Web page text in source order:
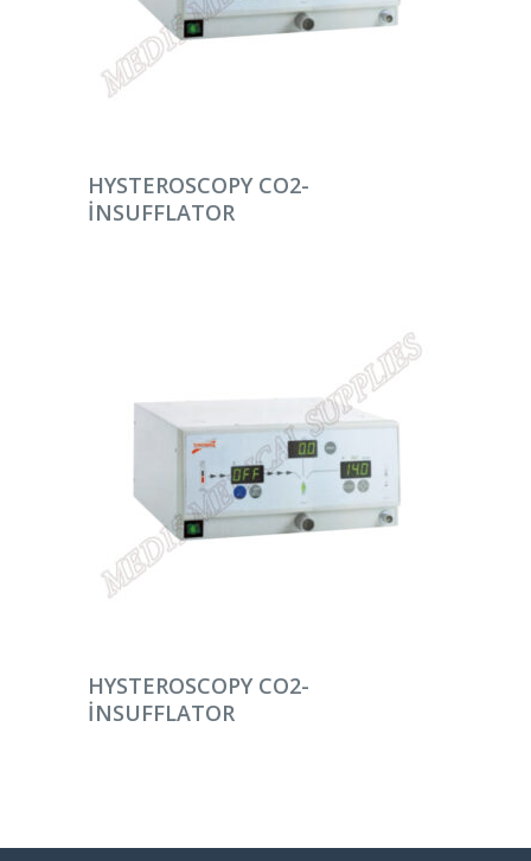
DEVAMINI OKU
HYSTEROSCOPY CO2-
INSUFFLATOR
DEVAMINI OKU
HYSTEROSCOPY CO2-
INSUFFLATOR